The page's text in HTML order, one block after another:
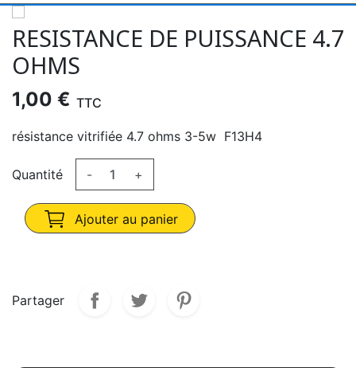
RESISTANCE DE PUISSANCE 4.7
OHMS
1,00 € TTC
résistance vitrifiée 4.7 ohms 3-5w F13H4
Quantité - +
Ajouter au panier
Partager